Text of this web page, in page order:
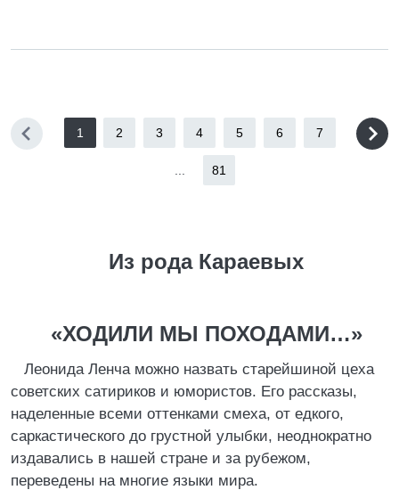
1 2 3 4 5 6 7
81
Из рода Караевых
«ХОДИЛИ МЫ ПОХОДАМИ…»
Леонида Ленча можно назвать старейшиной цеха
советских сатириков и юмористов. Его рассказы,
наделенные всеми оттенками смеха, от едкого,
саркастического до грустной улыбки, неоднократно
издавались в нашей стране и за рубежом,
переведены на многие языки мира.